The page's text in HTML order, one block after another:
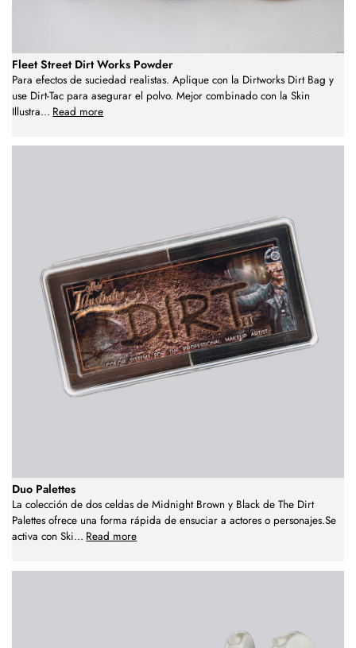
Fleet Street Dirt Works Powder
Para efectos de suciedad realistas. Aplique con la Dirtworks Dirt Bag y
use Dirt-Tac para asegurar el polvo. Mejor combinado con la Skin
Illustra... Read more
Duo Palettes
La colección de dos celdas de Midnight Brown y Black de The Dirt
Palettes ofrece una forma rápida de ensuciar a actores o personajes.Se
activa con Ski... Read more